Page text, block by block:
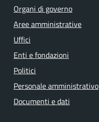
Organi di governo
Aree amministrative
Uffici
Enti e fondazioni
Politici
Personale amministrativo
Documenti e dati